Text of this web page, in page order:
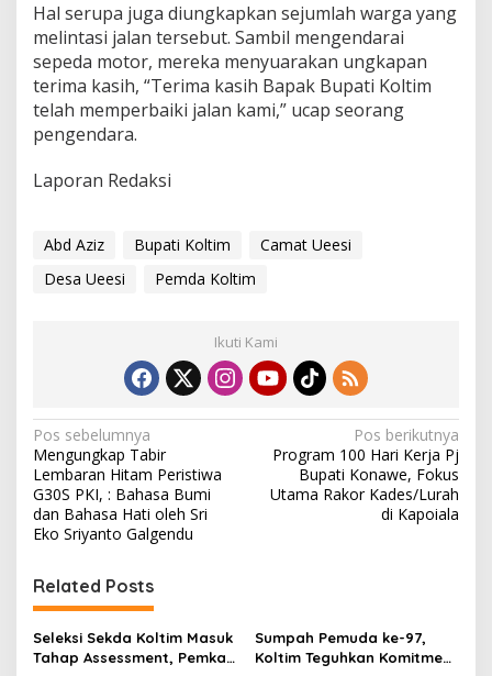
Hal serupa juga diungkapkan sejumlah warga yang
melintasi jalan tersebut. Sambil mengendarai
sepeda motor, mereka menyuarakan ungkapan
terima kasih, “Terima kasih Bapak Bupati Koltim
telah memperbaiki jalan kami,” ucap seorang
pengendara.
Laporan Redaksi
Abd Aziz Bupati Koltim
Camat Ueesi
Desa Ueesi
Pemda Koltim
Ikuti Kami
N
a
v
i
a
s
i
Pos sebelumnya
Mengungkap Tabir
Lembaran Hitam Peristiwa
G30S PKI, : Bahasa Bumi
dan Bahasa Hati oleh Sri
Eko Sriyanto Galgendu
Pos berikutnya
Program 100 Hari Kerja Pj
Bupati Konawe, Fokus
Utama Rakor Kades/Lurah
di Kapoiala
Related Posts
Seleksi Sekda Koltim Masuk
Tahap Assessment, Pemkab
Sumpah Pemuda ke-97,
Koltim Teguhkan Komitmen